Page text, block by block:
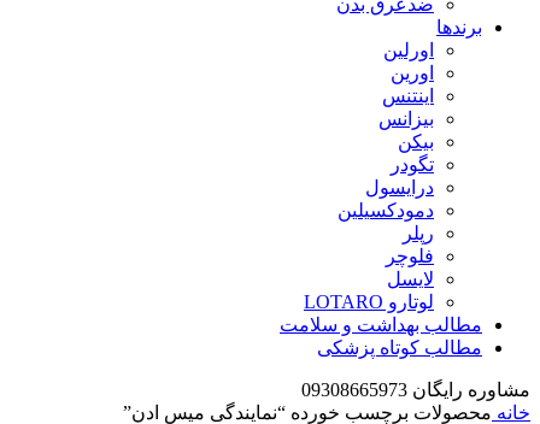
ضدعرق بدن
برندها
اورلین
اورین
اینتنس
بیزانس
بیکن
تگودر
درایسول
دمودکسیلین
رپلر
فلوچر
لایسل
لوتارو LOTARO
مطالب بهداشت و سلامت
مطالب کوتاه پزشکی
مشاوره رایگان 09308665973
خانه محصولات برچسب خورده “نمایندگی میس ادن”